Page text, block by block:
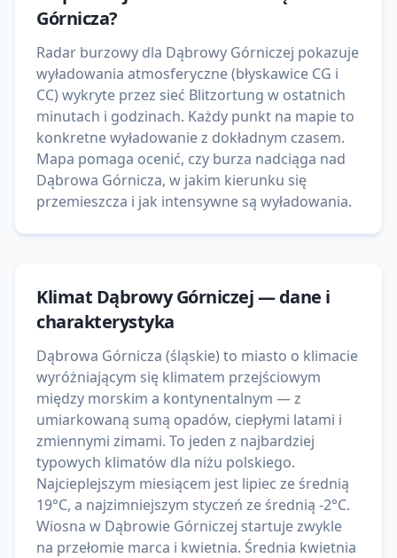
Górnicza?
Radar burzowy dla Dąbrowy Górniczej pokazuje
wyładowania atmosferyczne (błyskawice CG i
CC) wykryte przez sieć Blitzortung w ostatnich
minutach i godzinach. Każdy punkt na mapie to
konkretne wyładowanie z dokładnym czasem.
Mapa pomaga ocenić, czy burza nadciąga nad
Dąbrowa Górnicza, w jakim kierunku się
przemieszcza i jak intensywne są wyładowania.
Klimat Dąbrowy Górniczej— dane i
charakterystyka
Dąbrowa Górnicza (śląskie) to miasto o klimacie
wyróżniającym się klimatem przejściowym
między morskim a kontynentalnym — z
umiarkowaną sumą opadów, ciepłymi latami i
zmiennymi zimami. To jeden z najbardziej
typowych klimatów dla niżu polskiego.
Najcieplejszym miesiącem jest lipiec ze średnią
19°C, a najzimniejszym styczeń ze średnią -2°C.
Wiosna w Dąbrowie Górniczej startuje zwykle
na przełomie marca i kwietnia. Średnia kwietnia